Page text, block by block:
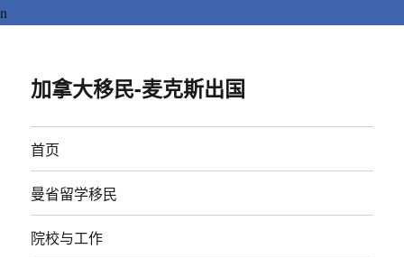
n
加拿大移民-麦克斯出国
首页
曼省留学移民
院校与工作